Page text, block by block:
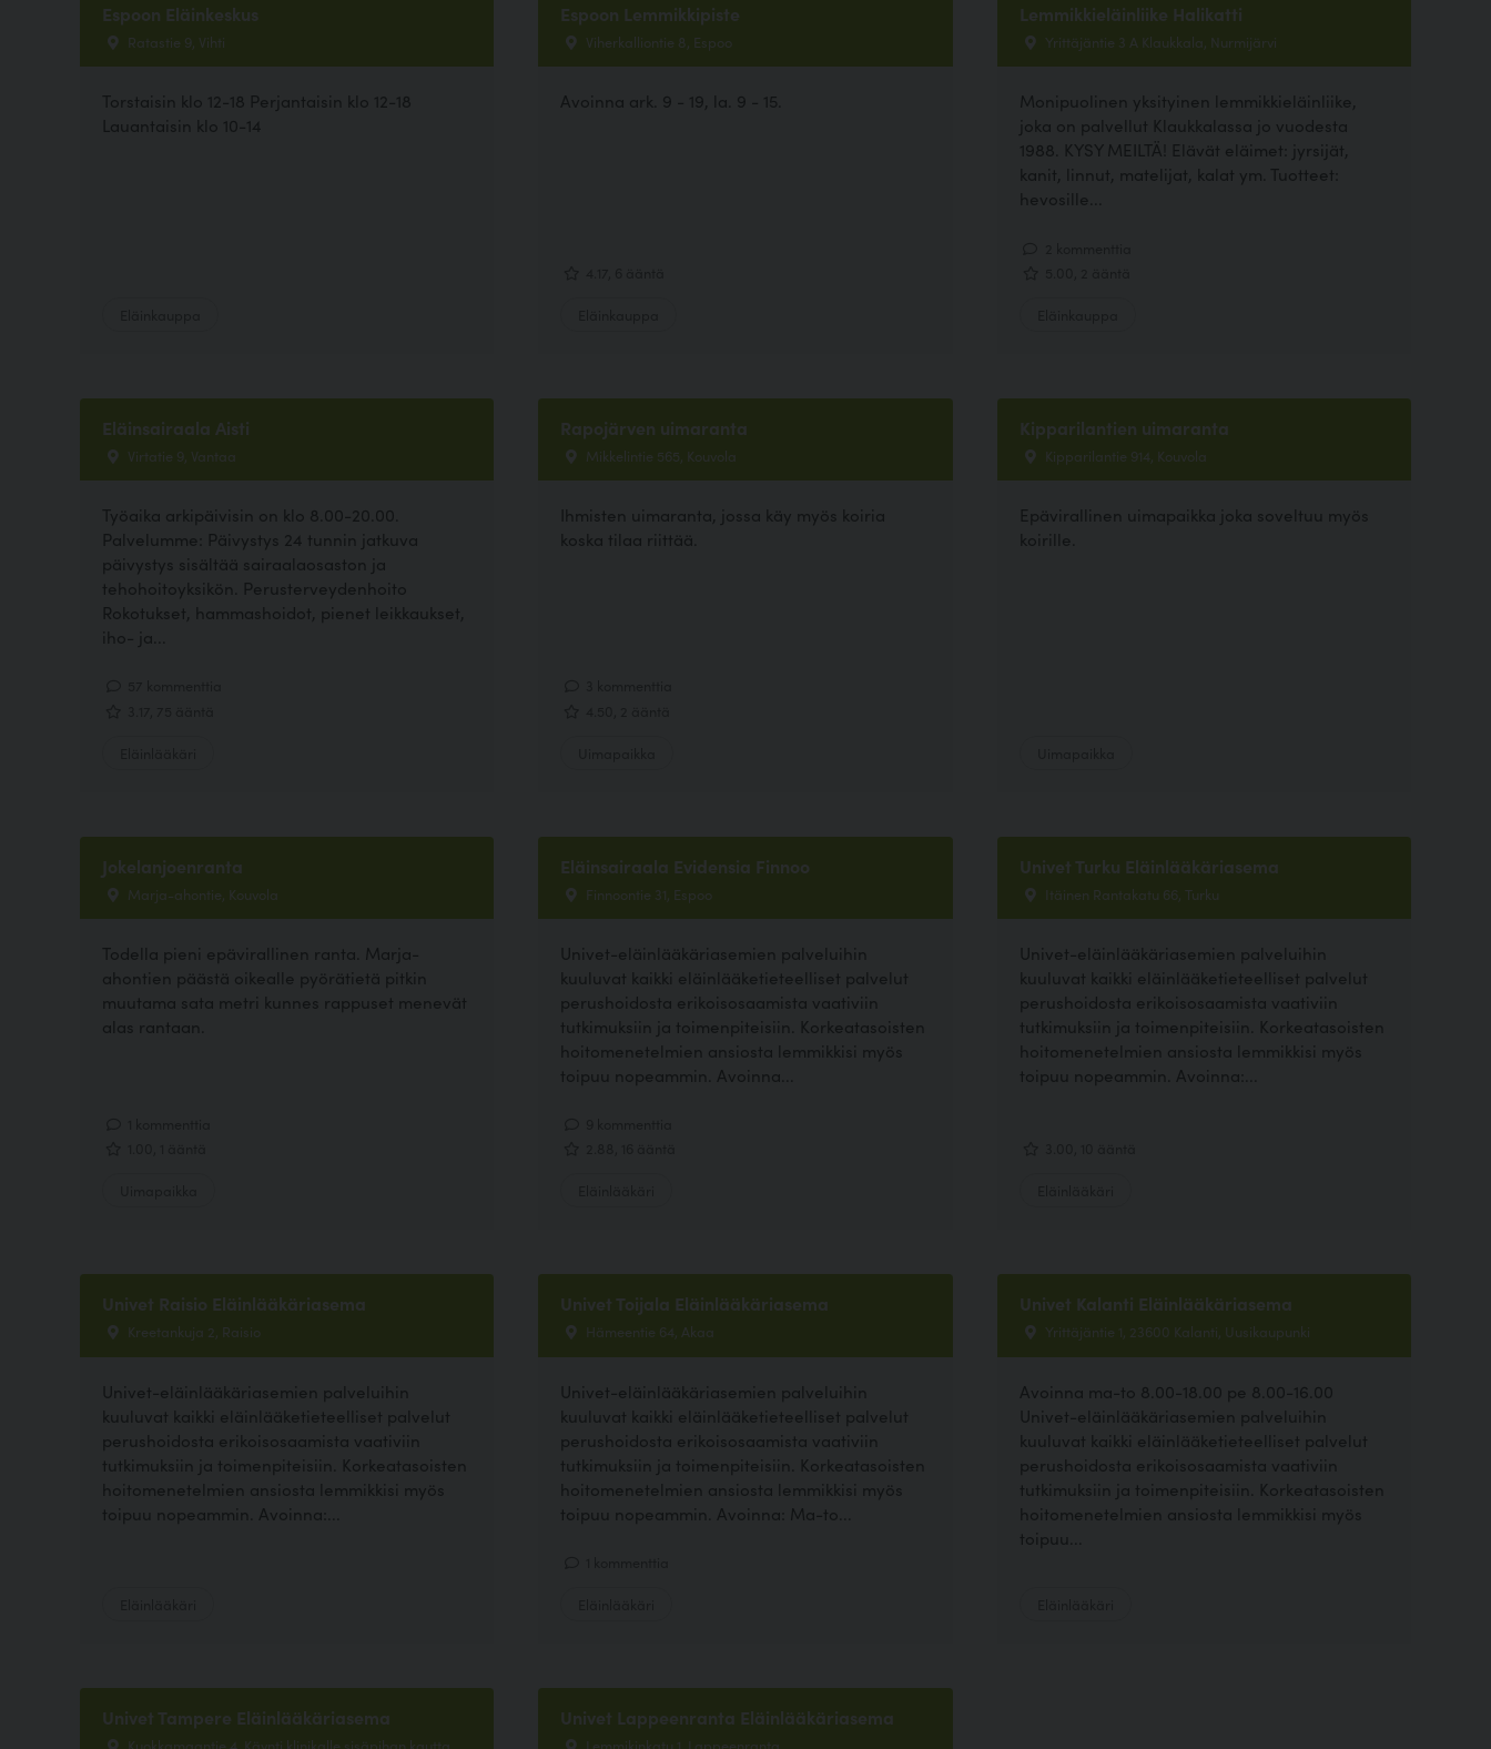
Espoon Eläinkeskus
Ratastie 9, Vihti
Torstaisin klo 12-18 Perjantaisin klo 12-18
Lauantaisin klo 10-14
Espoon Lemmikkipiste
Viherkalliontie 8, Espoo
Avoinna ark. 9 - 19, la. 9 - 15.
Lemmikkieläinliike Halikatti
Yrittäjäntie 3 A Klaukkala, Nurmijärvi
Monipuolinen yksityinen lemmikkieläinliike,
joka on palvellut Klaukkalassa jo vuodesta
1988. KYSY MEILTÄ! Elävät eläimet: jyrsijät,
kanit, linnut, matelijat, kalat ym. Tuotteet:
hevosille...
Eläinsairaala Aisti
Virtatie 9, Vantaa
Työaika arkipäivisin on klo 8.00-20.00.
Palvelumme: Päivystys 24 tunnin jatkuva
päivystys sisältää sairaalaosaston ja
tehohoitoyksikön. Perusterveydenhoito
Rokotukset, hammashoidot, pienet leikkaukset,
iho- ja...
Rapojärven uimaranta
Mikkelintie 565, Kouvola
Ihmisten uimaranta, jossa käy myös koiria
koska tilaa riittää.
Kipparilantien uimaranta
Kipparilantie 914, Kouvola
Epävirallinen uimapaikka joka soveltuu myös
koirille.
Jokelanjoenranta
Marja-ahontie, Kouvola
Todella pieni epävirallinen ranta. Marja-
ahontien päästä oikealle pyörätietä pitkin
muutama sata metri kunnes rappuset menevät
alas rantaan.
Eläinsairaala Evidensia Finnoo
Finnoontie 31, Espoo
Univet-eläinlääkäriasemien palveluihin
kuuluvat kaikki eläinlääketieteelliset palvelut
perushoidosta erikoisosaamista vaativiin
tutkimuksiin ja toimenpiteisiin. Korkeatasoisten
hoitomenetelmien ansiosta lemmikkisi myös
toipuu nopeammin. Avoinna...
Univet Turku Eläinlääkäriasema
Itäinen Rantakatu 66, Turku
Univet-eläinlääkäriasemien palveluihin
kuuluvat kaikki eläinlääketieteelliset palvelut
perushoidosta erikoisosaamista vaativiin
tutkimuksiin ja toimenpiteisiin. Korkeatasoisten
hoitomenetelmien ansiosta lemmikkisi myös
toipuu nopeammin. Avoinna:...
Univet Raisio Eläinlääkäriasema
Kreetankuja 2, Raisio
Univet-eläinlääkäriasemien palveluihin
kuuluvat kaikki eläinlääketieteelliset palvelut
perushoidosta erikoisosaamista vaativiin
tutkimuksiin ja toimenpiteisiin. Korkeatasoisten
hoitomenetelmien ansiosta lemmikkisi myös
toipuu nopeammin. Avoinna:...
Univet Toijala Eläinlääkäriasema
Hämeentie 64, Akaa
Univet-eläinlääkäriasemien palveluihin
kuuluvat kaikki eläinlääketieteelliset palvelut
perushoidosta erikoisosaamista vaativiin
tutkimuksiin ja toimenpiteisiin. Korkeatasoisten
hoitomenetelmien ansiosta lemmikkisi myös
toipuu nopeammin. Avoinna: Ma-to...
Univet Kalanti Eläinlääkäriasema
Yrittäjäntie 1, 23600 Kalanti, Uusikaupunki
Avoinna ma-to 8.00-18.00 pe 8.00-16.00
Univet-eläinlääkäriasemien palveluihin
kuuluvat kaikki eläinlääketieteelliset palvelut
perushoidosta erikoisosaamista vaativiin
tutkimuksiin ja toimenpiteisiin. Korkeatasoisten
hoitomenetelmien ansiosta lemmikkisi myös
toipuu...
Univet Tampere Eläinlääkäriasema
Kuokkamaantie 4, Käynti klinikalle sisäpihan kautta,
Univet Lappeenranta Eläinlääkäriasema
Lemmikinkatu 1, Lappeenranta